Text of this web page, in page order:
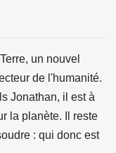
un nouvel
de l'humanité.
Jonathan, il est à
la planète. Il reste
: qui donc est